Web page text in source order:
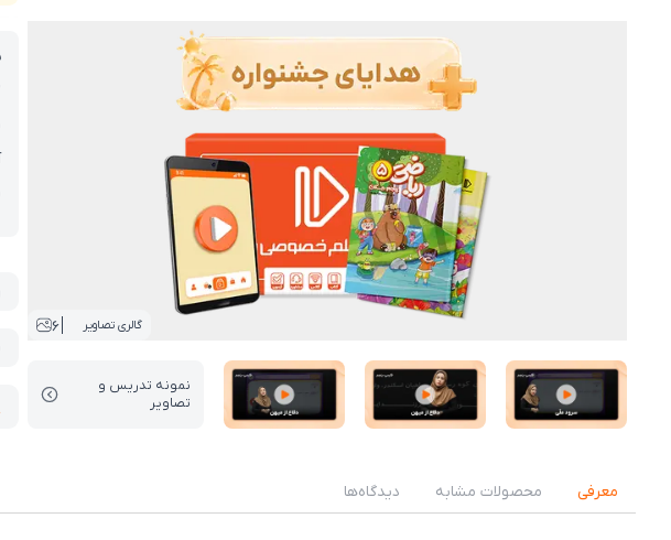
گالری تصاویر 6
نمونه تدریس‌ و
تصاویر
5
معرفی محصولات مشابه دیدگاه‌ها